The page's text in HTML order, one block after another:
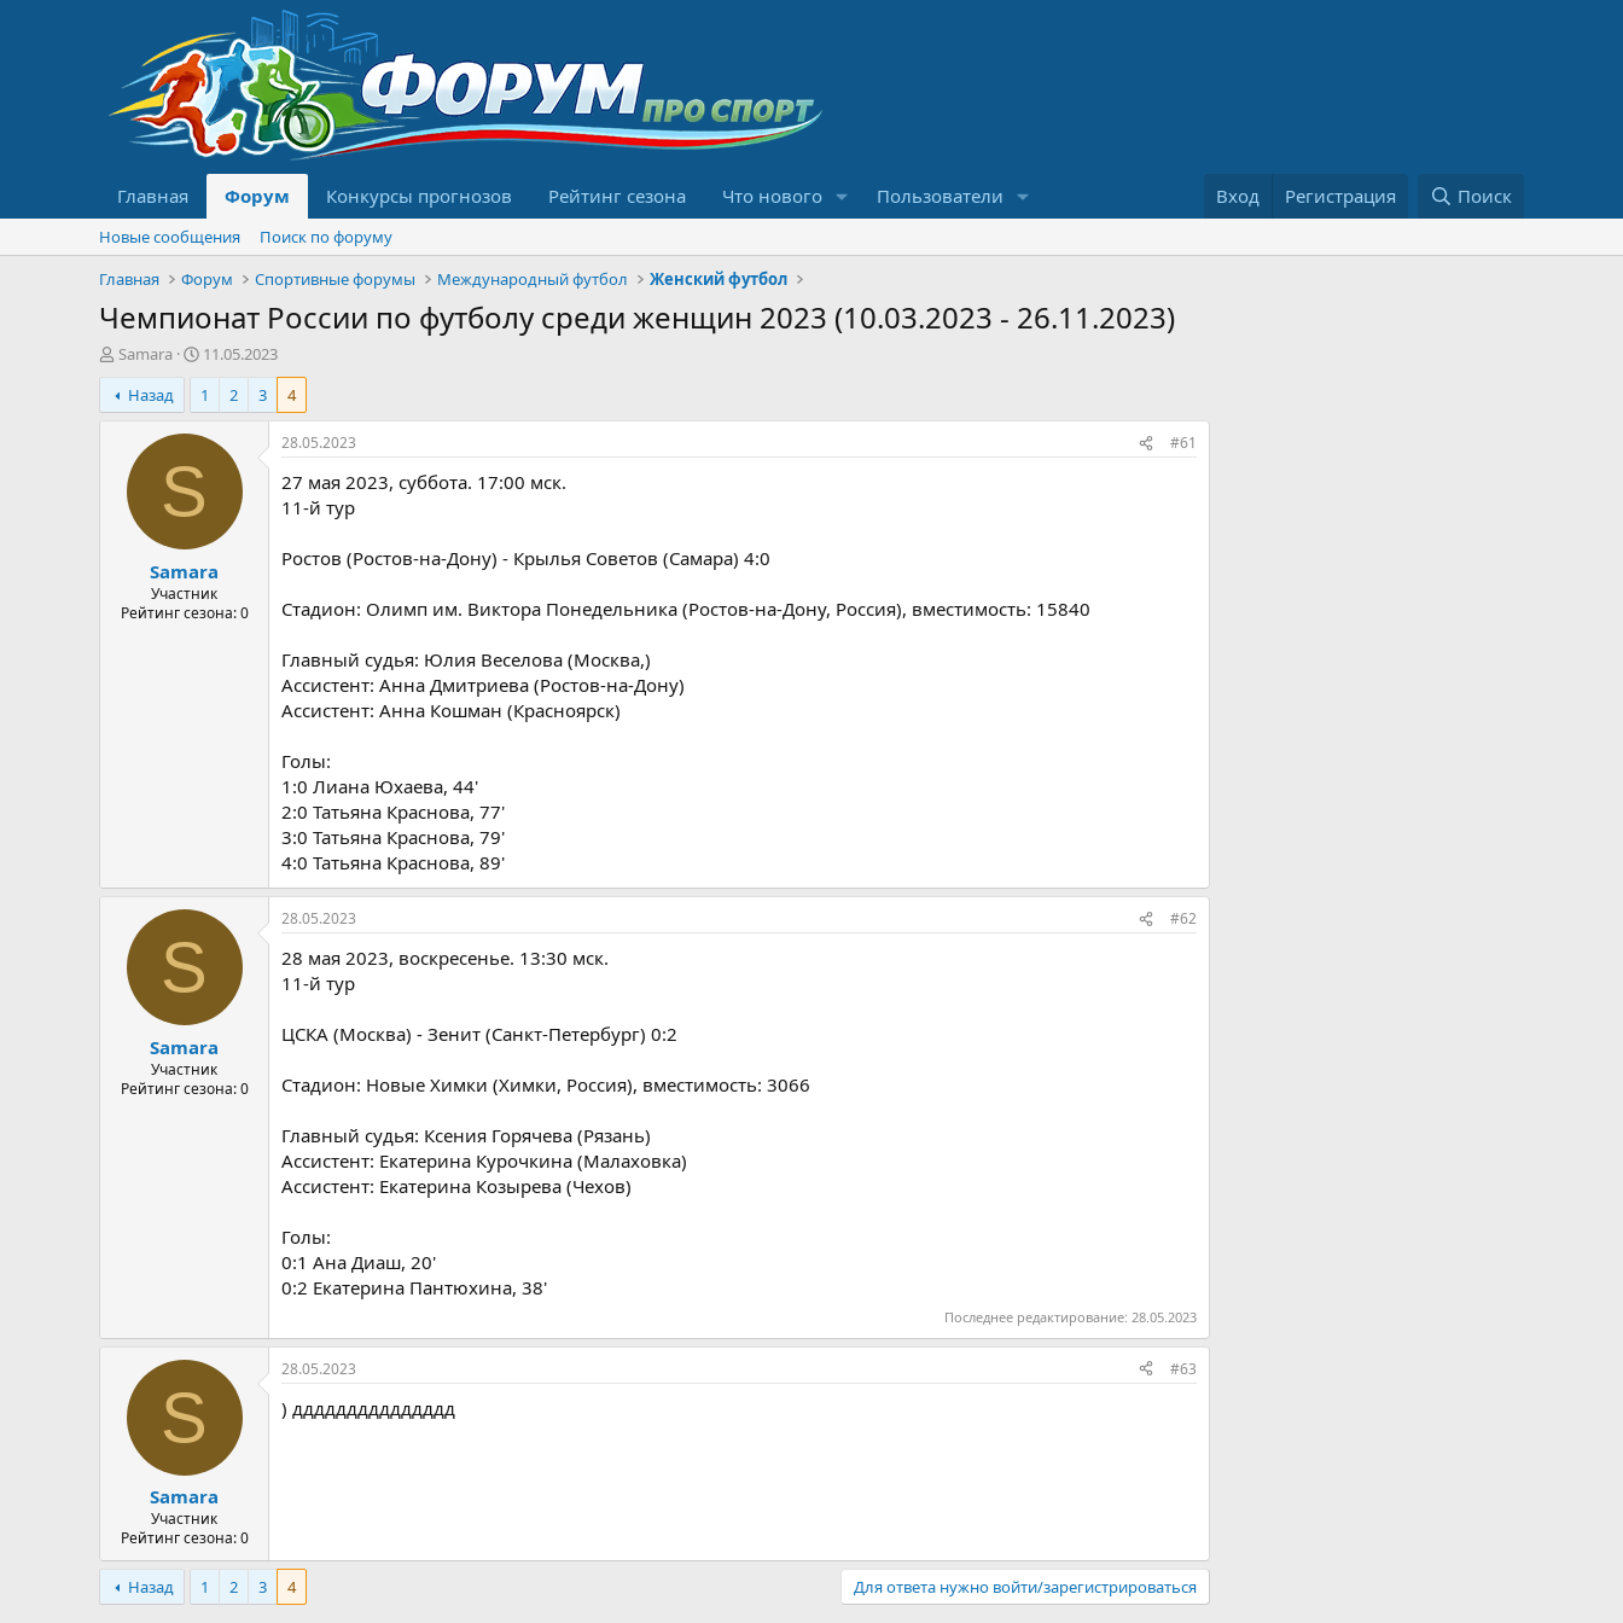
Главная Форум Конкурсы прогнозов Рейтинг сезона Что нового Пользователи Вход Регистрация Поиск
Новые сообщения
Поиск по форуму
Главная
Форум Спортивные форумы Международный футбол Женский футбол
Чемпионат России по футболу среди женщин 2023 (10.03.2023 - 26.11.2023)
А
в
т
о
м
Samara
Д
а
т
а
н
ч
а
а
11.05.2023
Назад
1 2 3 4
S
Samara
Участник
Рейтинг сезона: 0
28.05.2023 #61
27 мая 2023, суббота. 17:00 мск.
11-й тур
Ростов (Ростов-на-Дону) - Крылья Советов (Самара) 4:0
Стадион: Олимп им. Виктора Понедельника (Ростов-на-Дону, Россия), вместимость: 15840
Главный судья: Юлия Веселова (Москва,)
Ассистент: Анна Дмитриева (Ростов-на-Дону)
Ассистент: Анна Кошман (Красноярск)
Голы:
1:0 Лиана Юхаева, 44'
2:0 Татьяна Краснова, 77'
3:0 Татьяна Краснова, 79'
4:0 Татьяна Краснова, 89'
S
Samara
Участник
Рейтинг сезона: 0
28.05.2023 #62
28 мая 2023, воскресенье. 13:30 мск.
11-й тур
ЦСКА (Москва) - Зенит (Санкт-Петербург) 0:2
Стадион: Новые Химки (Химки, Россия), вместимость: 3066
Главный судья: Ксения Горячева (Рязань)
Ассистент: Екатерина Курочкина (Малаховка)
Ассистент: Екатерина Козырева (Чехов)
Голы:
0:1 Ана Диаш, 20'
0:2 Екатерина Пантюхина, 38'
Последнее редактирование: 28.05.2023
S
Samara
Участник
Рейтинг сезона: 0
28.05.2023 #63
) ддддддддддддддд
Назад 1 2 3 4 Для ответа нужно войти/зарегистрироваться